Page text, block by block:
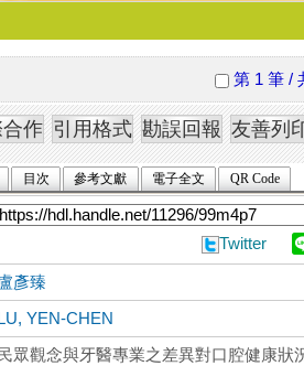
第 1 筆 /
目次 參考文獻 電子全文 QR Code
Twitter
盧彥臻
LU, YEN-CHEN
民眾觀念與牙醫專業之差異對口腔健康狀